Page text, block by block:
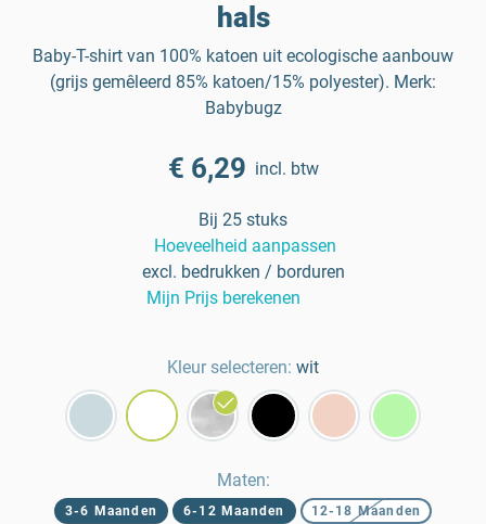
hals
Baby-T-shirt van 100% katoen uit ecologische aanbouw
(grijs gemêleerd 85% katoen/15% polyester). Merk:
Babybugz
€ 6,29 incl. btw
Bij 25 stuks
Hoeveelheid aanpassen
excl. bedrukken / borduren
Mijn Prijs berekenen
Kleur selecteren: wit
Maten:
3-6 Maanden 6-12 Maanden
12-18 Maanden